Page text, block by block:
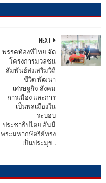
NEXT
พรรคท้องที่ไทย จัด
โครงการมวลชน
สัมพันธ์ส่งเสริมวิถี
ชีวิต พัฒนา
เศรษฐกิจ สังคม
การเมือง และการ
เป็นพลเมืองใน
ระบอบ
ประชาธิปไตย อันมี
พระมหากษัตริย์ทรง
เป็นประมุข .